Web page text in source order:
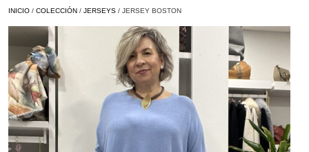
INICIO / COLECCIÓN / JERSEYS / JERSEY BOSTON